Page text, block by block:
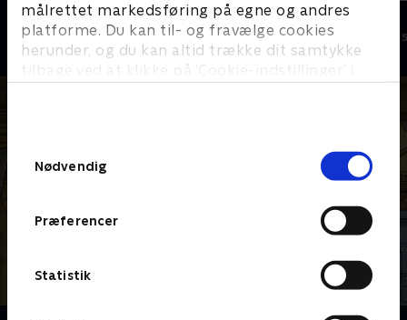
målrettet markedsføring på egne og andres
platforme. Du kan til- og fravælge cookies
herunder, og du kan altid trække dit samtykke
tilbage ved at klikke på ’Cookie-indstillinger’ i
Nødvendig
Præferencer
Statistik
Rasmus Klump
Børneserier • 3 sæsoner
Pingu
Børneserier • 6